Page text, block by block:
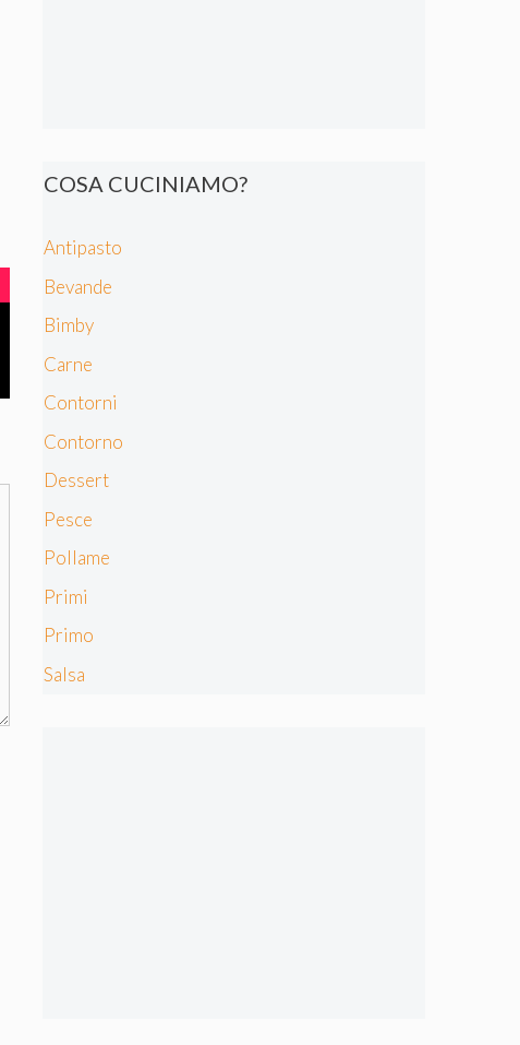
COSA CUCINIAMO?
Antipasto
Bevande
Bimby
Carne
Contorni
Contorno
Dessert
Pesce
Pollame
Primi
Primo
Salsa